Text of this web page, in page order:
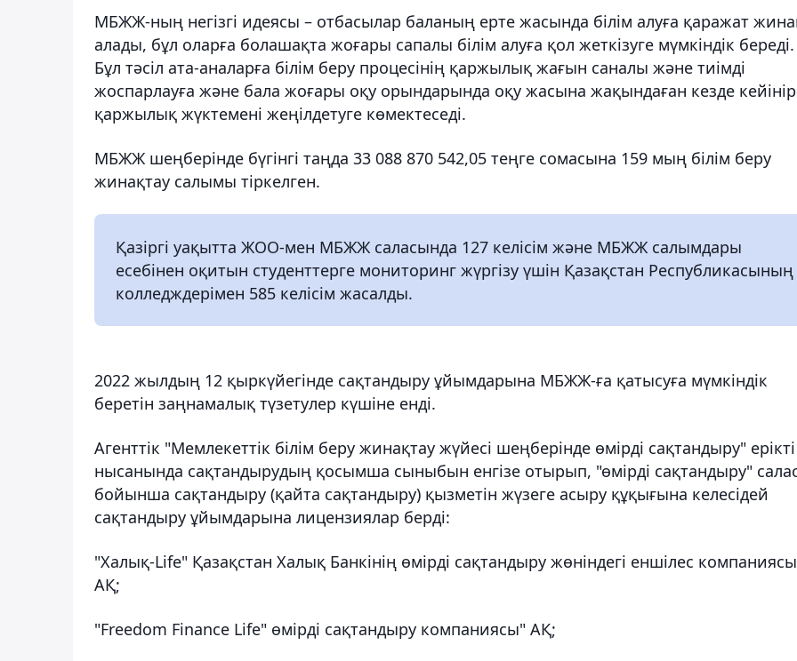
МБЖЖ-ның негізгі идеясы – отбасылар баланың ерте жасында білім алуға қаражат
алады, бұл оларға болашақта жоғары сапалы білім алуға қол жеткізуге мүмкіндік береді.
Бұл тәсіл ата-аналарға білім беру процесінің қаржылық жағын саналы және тиімді
жоспарлауға және бала жоғары оқу орындарында оқу жасына жақындаған кезде
қаржылық жүктемені жеңілдетуге көмектеседі.
МБЖЖ шеңберінде бүгінгі таңда 33 088 870 542,05 теңге сомасына 159 мың білім беру
жинақтау салымы тіркелген.
Қазіргі уақытта ЖОО-мен МБЖЖ саласында 127 келісім және МБЖЖ салымдары
есебінен оқитын студенттерге мониторинг жүргізу үшін Қазақстан Республикасының
колледждерімен 585 келісім жасалды.
2022 жылдың 12 қыркүйегінде сақтандыру ұйымдарына МБЖЖ-ға қатысуға мүмкіндік
беретін заңнамалық түзетулер күшіне енді.
Агенттік "Мемлекеттік білім беру жинақтау жүйесі шеңберінде өмірді сақтандыру" ерікті
нысанында сақтандырудың қосымша сыныбын енгізе отырып, "өмірді сақтандыру"
бойынша сақтандыру (қайта сақтандыру) қызметін жүзеге асыру құқығына келесідей
сақтандыру ұйымдарына лицензиялар берді:
"Халық-Life" Қазақстан Халық Банкінің өмірді сақтандыру жөніндегі еншілес
АҚ;
"Freedom Finance Life" өмірді сақтандыру компаниясы" АҚ;